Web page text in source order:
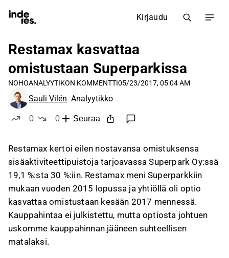
Kirjaudu
Restamax kasvattaa
omistustaan Superparkissa
NOHOANALYYTIKON KOMMENTTI05/23/2017, 05:04 AM
Sauli Vilén Analyytikko
0
0
Seuraa
Restamax kertoi eilen nostavansa omistuksensa
sisäaktiviteettipuistoja tarjoavassa Superpark Oy:ssä
19,1 %:sta 30 %:iin. Restamax meni Superparkkiin
mukaan vuoden 2015 lopussa ja yhtiöllä oli optio
kasvattaa omistustaan kesään 2017 mennessä.
Kauppahintaa ei julkistettu, mutta optiosta johtuen
uskomme kauppahinnan jääneen suhteellisen
matalaksi.